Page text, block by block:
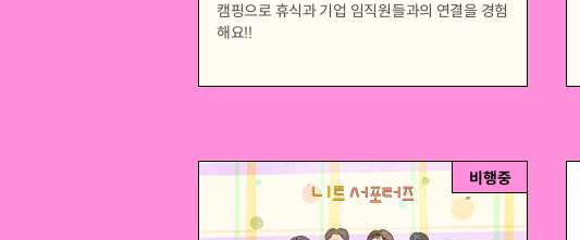
캠핑으로 휴식과 기업 임직원들과의 연결을 경험
해요!!
비행중